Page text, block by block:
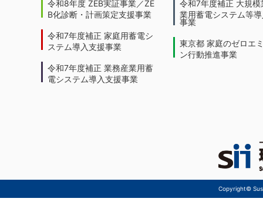
令和8年度 ZEB実証事業／ZE
B化診断・計画策定支援事業
令和7年度補正 家庭用蓄電シ
ステム導入支援事業
令和7年度補正 業務産業用蓄
電システム導入支援事業
令和7年度補正 大規模
業用蓄電システム等
事業
東京都 家庭のゼロエ
ン行動推進事業
Copyright©